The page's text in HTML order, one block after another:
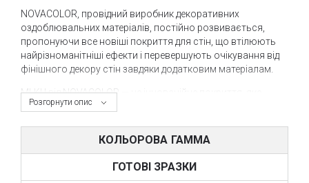
Розгорнути опис
NOVACOLOR, провідний виробник декоративних
оздоблювальних матеріалів, постійно розвивається,
пропонуючи все новіші покриття для стін, що втілюють
найрізноманітніші ефекти і перевершують очікування від
фінішного декору стін завдяки додатковим матеріалам.
MI-KU від NOVACOLOR — це інноваційне покриття, яке
поєднує в собі ефекти металізованих матеріалів і
акрилове покриття нового покоління.
MI-KU — універсальний інтер'єрний матеріал. Завдяки
металізованим часткам, він створює фактуру з виразним
КОЛЬОРОВА ГАММА
ГОТОВІ ЗРАЗКИ